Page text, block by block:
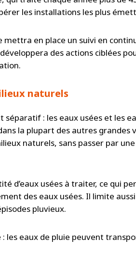
les installations les plus
en place un suivi en
des actions ciblées
naturels
: les eaux usées et les
la plupart des autres grandes
naturels, sans passer par
d’eaux usées à traiter, ce qui
des eaux usées. Il limite
pluvieux.
les eaux de pluie peuvent